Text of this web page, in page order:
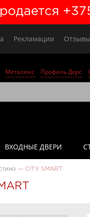
Рекламации Отзывы
Металюкс Профиль Дорс
ВХОДНЫЕ ДВЕРИ
— CITY SMART